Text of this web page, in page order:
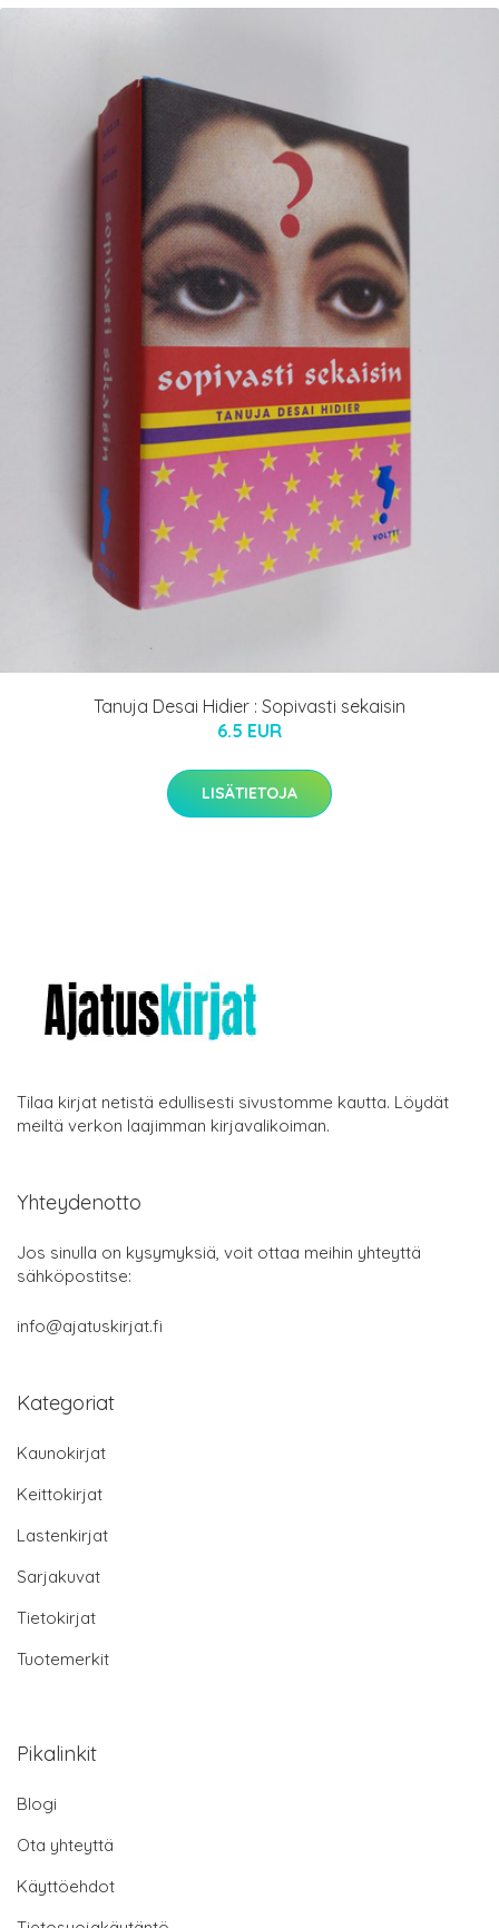
Tanuja Desai Hidier : Sopivasti sekaisin
6.5 EUR
LISÄTIETOJA
Tilaa kirjat netistä edullisesti sivustomme kautta. Löydät
meiltä verkon laajimman kirjavalikoiman.
Yhteydenotto
Jos sinulla on kysymyksiä, voit ottaa meihin yhteyttä
sähköpostitse:
info@ajatuskirjat.fi
Kategoriat
Kaunokirjat
Keittokirjat
Lastenkirjat
Sarjakuvat
Tietokirjat
Tuotemerkit
Pikalinkit
Blogi
Ota yhteyttä
Käyttöehdot